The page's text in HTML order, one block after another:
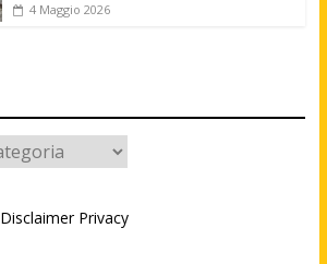
4 Maggio 2026
Disclaimer Privacy